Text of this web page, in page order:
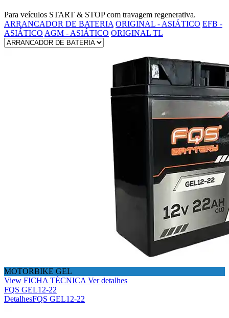
Para veículos START & STOP com travagem regenerativa.
ARRANCADOR DE BATERIA ORIGINAL - ASIÁTICO EFB -
ASIÁTICO AGM - ASIÁTICO ORIGINAL TL
MOTORBIKE GEL
View FICHA TÉCNICA Ver detalhes
FQS GEL12-22
DetalhesFQS GEL12-22